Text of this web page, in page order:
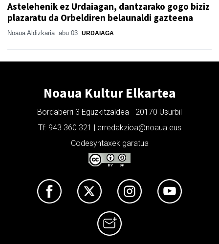
Astelehenik ez Urdaiagan, dantzarako gogo biziz
plazaratu da Orbeldiren belaunaldi gazteena
Noaua Aldizkaria abu 03 URDAIAGA
Noaua Kultur Elkartea
Bordaberri 3 Eguzkitzaldea - 20170 Usurbil
Tf: 943 360 321 | erredakzioa@noaua.eus
Codesyntaxek garatua